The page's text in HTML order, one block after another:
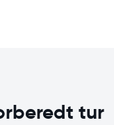
tur